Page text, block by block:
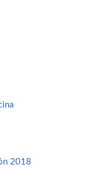
2018